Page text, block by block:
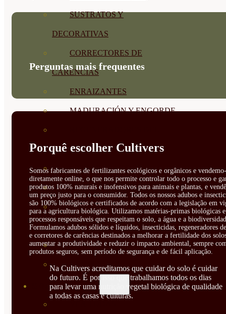
SUSTRATOS Y
DECORATIVAS
CORRECTORES DE
CARENCIAS
ENRAIZANTES
MADURACIÓN Y ENGORDE
SUELO
ÁCIDOS HÚMICOS
MATERIAS PRIMAS
PROTECCIÓN CULTIVOS Y
PLANTAS
PLANTAS INTERIOR
GROWPUNCH
SEMILLAS
Perguntas mais frequentes
Porquê escolher Cultivers
Somos fabricantes de fertilizantes ecológicos e orgânicos e
diretamente online, o que nos permite controlar todo o processo e
produtos 100% naturais e inofensivos para animais e plantas, e
um preço justo para o consumidor. Todos os nossos adubos e
são 100% biológicos e certificados de acordo com a legislação em
para a agricultura biológica. Utilizamos matérias-primas biológicas e
processos responsáveis que respeitam o solo, a água e a
Formulamos adubos sólidos e líquidos, insecticidas, regeneradores
e corretores de carências destinados a melhorar a fertilidade dos
aumentar a produtividade e reduzir o impacto ambiental, sempre
produtos seguros, sem período de segurança e de fácil aplicação.
Na Cultivers acreditamos que cuidar do solo é cuidar
do futuro. É por isso que trabalhamos todos os dias
para levar uma nutrição vegetal biológica de qualidade
a todas as casas e culturas.